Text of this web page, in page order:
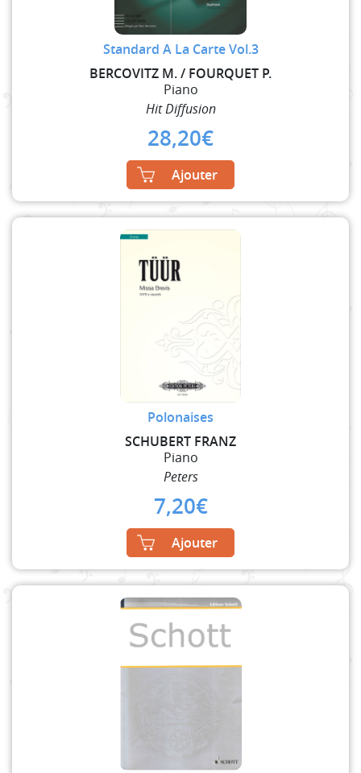
Standard A La Carte Vol.3
BERCOVITZ M. / FOURQUET P.
Piano
Hit Diffusion
28,20€
Ajouter
Polonaises
SCHUBERT FRANZ
Piano
Peters
7,20€
Ajouter